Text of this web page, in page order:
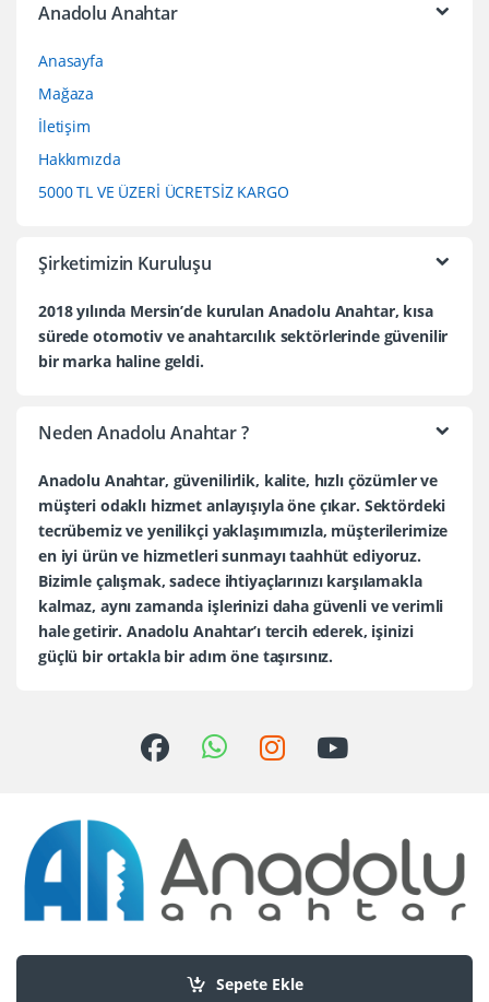
Sepete Ekle
Anadolu Anahtar
Anasayfa
Mağaza
İletişim
Hakkımızda
5000 TL VE ÜZERİ ÜCRETSİZ KARGO
Şirketimizin Kuruluşu
2018 yılında Mersin’de kurulan Anadolu Anahtar, kısa
sürede otomotiv ve anahtarcılık sektörlerinde güvenilir
bir marka haline geldi.
Neden Anadolu Anahtar ?
Anadolu Anahtar, güvenilirlik, kalite, hızlı çözümler ve
müşteri odaklı hizmet anlayışıyla öne çıkar. Sektördeki
tecrübemiz ve yenilikçi yaklaşımımızla, müşterilerimize
en iyi ürün ve hizmetleri sunmayı taahhüt ediyoruz.
Bizimle çalışmak, sadece ihtiyaçlarınızı karşılamakla
kalmaz, aynı zamanda işlerinizi daha güvenli ve verimli
hale getirir. Anadolu Anahtar’ı tercih ederek, işinizi
güçlü bir ortakla bir adım öne taşırsınız.
Sorularınız mı var?
+90 552 436 80 30